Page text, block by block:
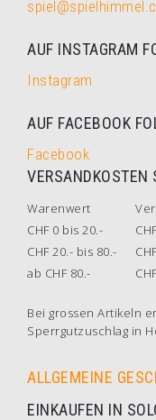
AUF INSTAGRAM
Instagram
AUF FACEBOOK
Facebook
VERSANDKOSTEN
Warenwert
CHF 0 bis 20.-
CHF 20.- bis 80.-
ab CHF 80.-
Bei grossen Artikeln
Sperrgutzuschlag in
ALLGEMEINE
EINKAUFEN IN